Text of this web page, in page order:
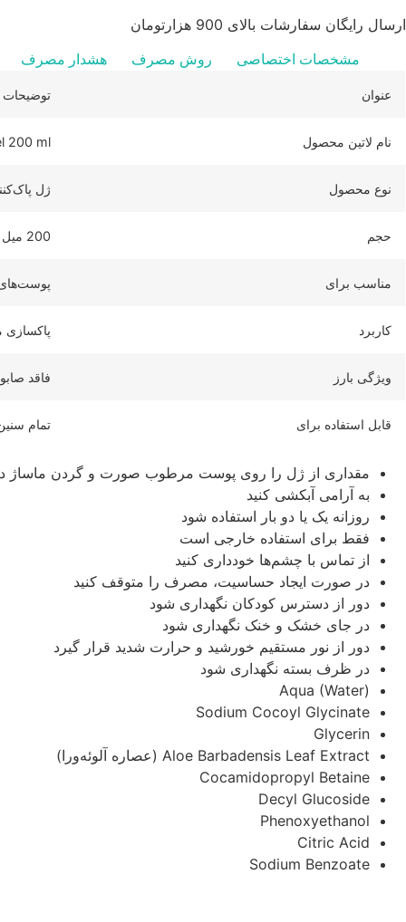
ارسال رایگان سفارشات بالای 900 هزارتومان
مشخصات اختصاصی روش مصرف هشدار مصرف
عنوان توضیحات
نام لاتین محصول 200 ml
نوع محصول ژل
حجم 200 میل
مناسب برای
کاربرد
ویژگی بارز فاقد
قابل استفاده برای تمام
مقداری از ژل را روی پوست مرطوب صورت و گردن ماساژ
به آرامی آبکشی کنید
روزانه یک یا دو بار استفاده شود
فقط برای استفاده خارجی است
از تماس با چشم‌ها خودداری کنید
در صورت ایجاد حساسیت، مصرف را متوقف کنید
دور از دسترس کودکان نگهداری شود
در جای خشک و خنک نگهداری شود
دور از نور مستقیم خورشید و حرارت شدید قرار گیرد
در ظرف بسته نگهداری شود
Aqua (Water)
Sodium Cocoyl Glycinate
Glycerin
Aloe Barbadensis Leaf Extract (عصاره آلوئه‌ورا)
Cocamidopropyl Betaine
Decyl Glucoside
Phenoxyethanol
Citric Acid
Sodium Benzoate